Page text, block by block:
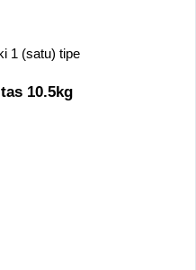
1 (satu) tipe
10.5kg